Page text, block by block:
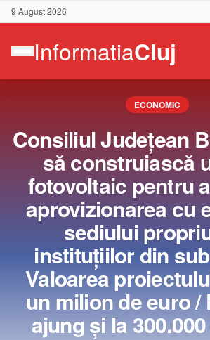
9 August 2026
Contact
ECONOMIC
Consiliul Judeţean
să construiască
fotovoltaic pentru
aprovizionarea cu
sediului
instituţiilor din
Valoarea
un milion de euro /
ajung şi la